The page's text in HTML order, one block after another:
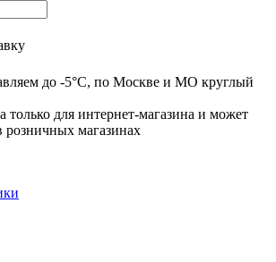
до -5°C, по Москве и МО круглый
только для интернет-магазина и может
розничных магазинах